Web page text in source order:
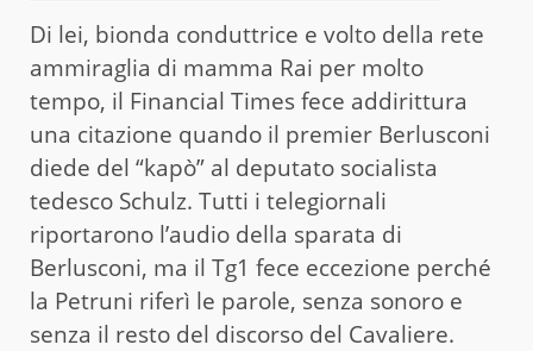
Di lei, bionda conduttrice e volto della rete
ammiraglia di mamma Rai per molto
tempo, il Financial Times fece addirittura
una citazione quando il premier Berlusconi
diede del “kapò” al deputato socialista
tedesco Schulz. Tutti i telegiornali
riportarono l’audio della sparata di
Berlusconi, ma il Tg1 fece eccezione perché
la Petruni riferì le parole, senza sonoro e
senza il resto del discorso del Cavaliere.